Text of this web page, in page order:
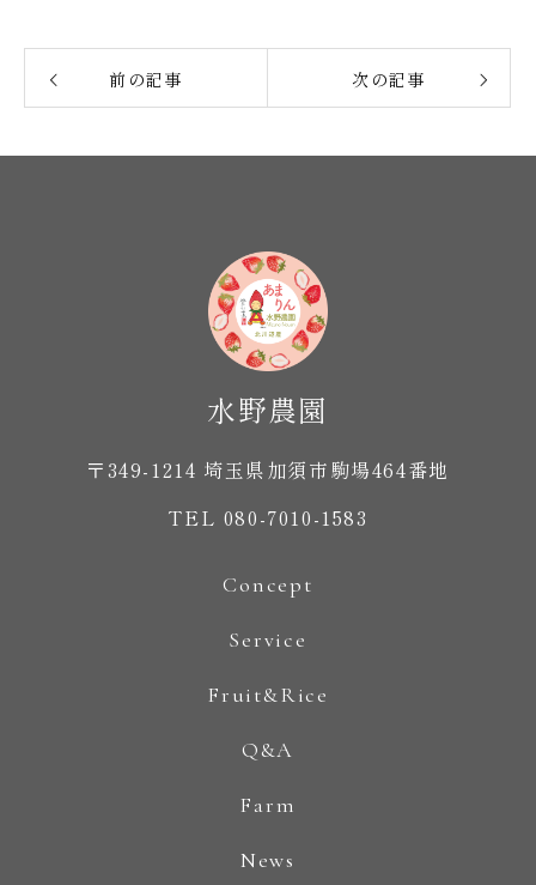
前の記事 次の記事
〒349-1214 埼玉県加須市駒場464番地
TEL 080-7010-1583
Concept
Service
Fruit&Rice
Q&A
Farm
News